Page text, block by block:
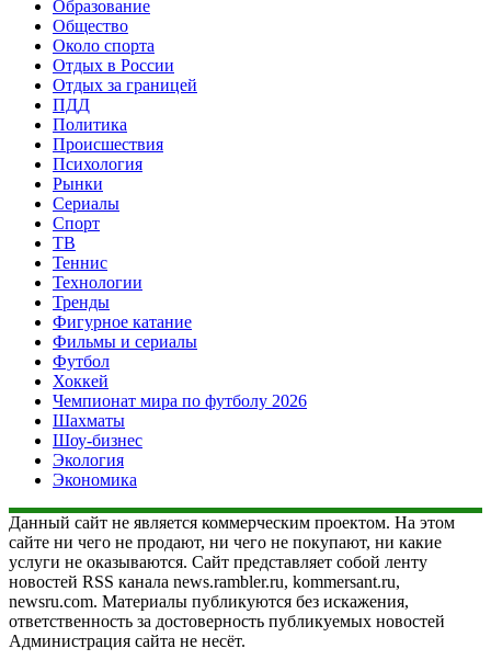
Образование
Общество
Около спорта
Отдых в России
Отдых за границей
ПДД
Политика
Происшествия
Психология
Рынки
Сериалы
Спорт
ТВ
Теннис
Технологии
Тренды
Фигурное катание
Фильмы и сериалы
Футбол
Хоккей
Чемпионат мира по футболу 2026
Шахматы
Шоу-бизнес
Экология
Экономика
Данный сайт не является коммерческим проектом. На этом
сайте ни чего не продают, ни чего не покупают, ни какие
услуги не оказываются. Сайт представляет собой ленту
новостей RSS канала news.rambler.ru, kommersant.ru,
newsru.com. Материалы публикуются без искажения,
ответственность за достоверность публикуемых новостей
Администрация сайта не несёт.